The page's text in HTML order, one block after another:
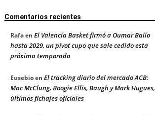
Comentarios recientes
Rafaen El Valencia Basket firmó a Oumar Ballo
hasta 2029, un pívot cupo que sale cedido esta
próxima temporada
Eusebioen El tracking diario del mercado ACB:
Mac McClung, Boogie Ellis, Baugh y Mark Hugues,
últimos fichajes oficiales